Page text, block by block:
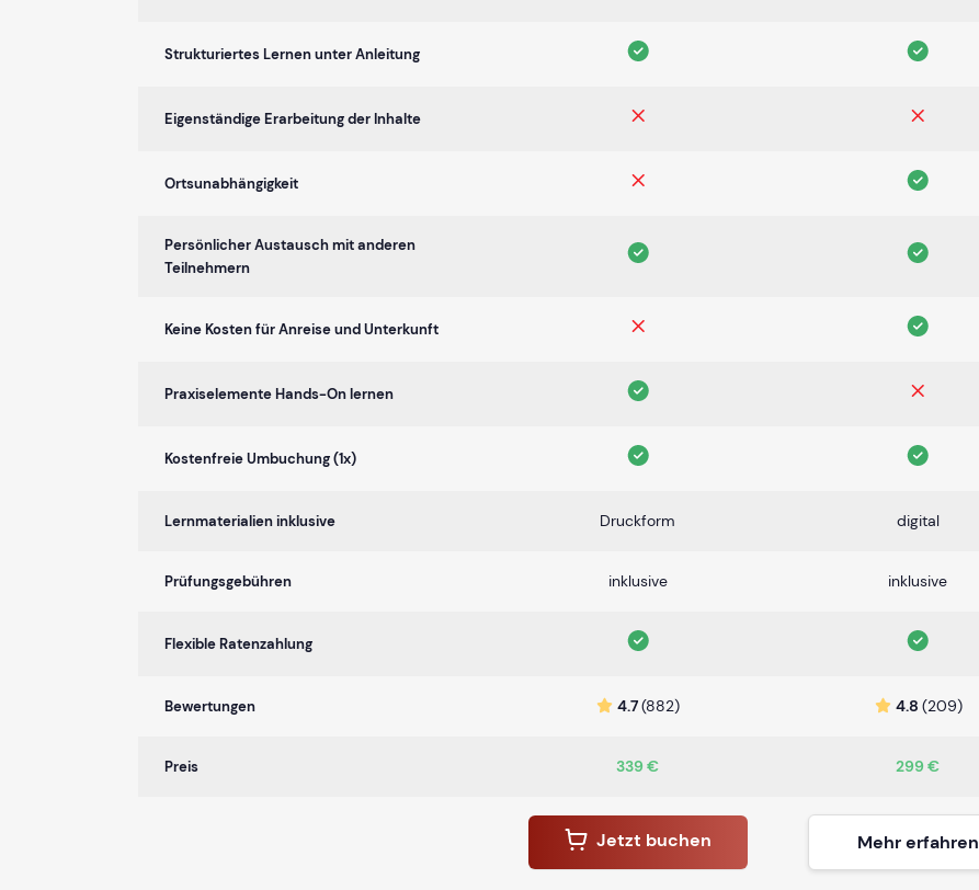
Strukturiertes Lernen unter Anleitung
Eigenständige Erarbeitung der Inhalte
Ortsunabhängigkeit
Persönlicher Austausch mit anderen
Teilnehmern
Keine Kosten für Anreise und Unterkunft
Praxiselemente Hands-On lernen
Kostenfreie Umbuchung (1x)
Lernmaterialien inklusive Druckform digital
Prüfungsgebühren inklusive inklusive
Flexible Ratenzahlung
Bewertungen 4.7(882) 4.8 (209)
Preis 339 € 299 €
Jetzt buchen Mehr erfahren